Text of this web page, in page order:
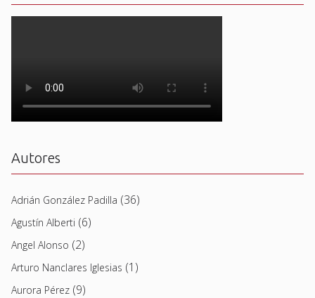
Autores
Adrián González Padilla (36)
Agustín Alberti (6)
Angel Alonso (2)
Arturo Nanclares Iglesias (1)
Aurora Pérez (9)